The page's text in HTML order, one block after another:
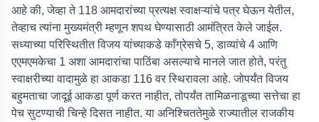
आहे की, जेव्हा ते 118 आमदारांच्या प्रत्यक्ष स्वाक्षऱ्यांचे पत्र घेऊन येतील,
तेव्हाच त्यांना मुख्यमंत्री म्हणून शपथ घेण्यासाठी आमंत्रित केले जाईल.
सध्याच्या परिस्थितीत विजय यांच्याकडे काँग्रेसचे 5, डाव्यांचे 4 आणि
एएमएमकेचा 1 अशा आमदारांचा पाठिंबा असल्याचे मानले जात होते, परंतु
स्वाक्षरीच्या वादामुळे हा आकडा 116 वर स्थिरावला आहे. जोपर्यंत विजय
बहुमताचा जादूई आकडा पूर्ण करत नाहीत, तोपर्यंत तामिळनाडूच्या सत्तेचा हा
पेच सुटण्याची चिन्हे दिसत नाहीत. या अनिश्चिततेमुळे राज्यातील राजकीय